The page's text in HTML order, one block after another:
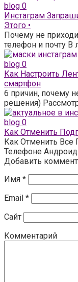
blog 0
Инстаграм
Этого •
Почему не
телефон и почту В
blog 0
Как Настроить
смартфон
6 причин, почему
решения)
blog 0
Как Отменить
Как Отменить Все
Телефоне Андроид
Добавить
Имя *
Email *
Сайт
Комментарий